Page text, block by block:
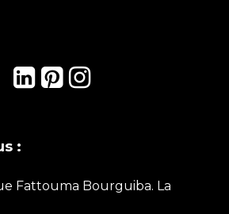
:
Fattouma Bourguiba. La